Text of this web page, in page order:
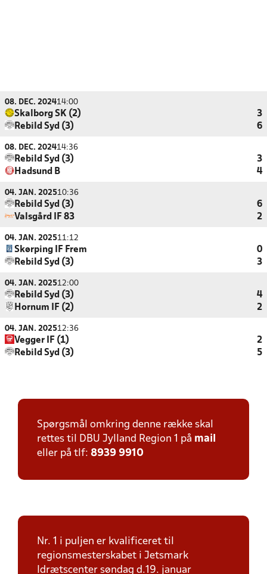
08. DEC. 202414:00
Skalborg SK (2)
3
Rebild Syd (3)
6
08. DEC. 202414:36
Rebild Syd (3)
3
Hadsund B
4
04. JAN. 202510:36
Rebild Syd (3)
6
Valsgård IF 83
2
04. JAN. 202511:12
Skørping IF Frem
0
Rebild Syd (3)
3
04. JAN. 202512:00
Rebild Syd (3)
4
Hornum IF (2)
2
04. JAN. 202512:36
Vegger IF (1)
2
Rebild Syd (3)
5
Spørgsmål omkring denne række skal
rettes til DBU Jylland Region 1 på mail
eller på tlf: 8939 9910
Nr. 1 i puljen er kvalificeret til
regionsmesterskabet i Jetsmark
Idrætscenter søndag d.19. januar